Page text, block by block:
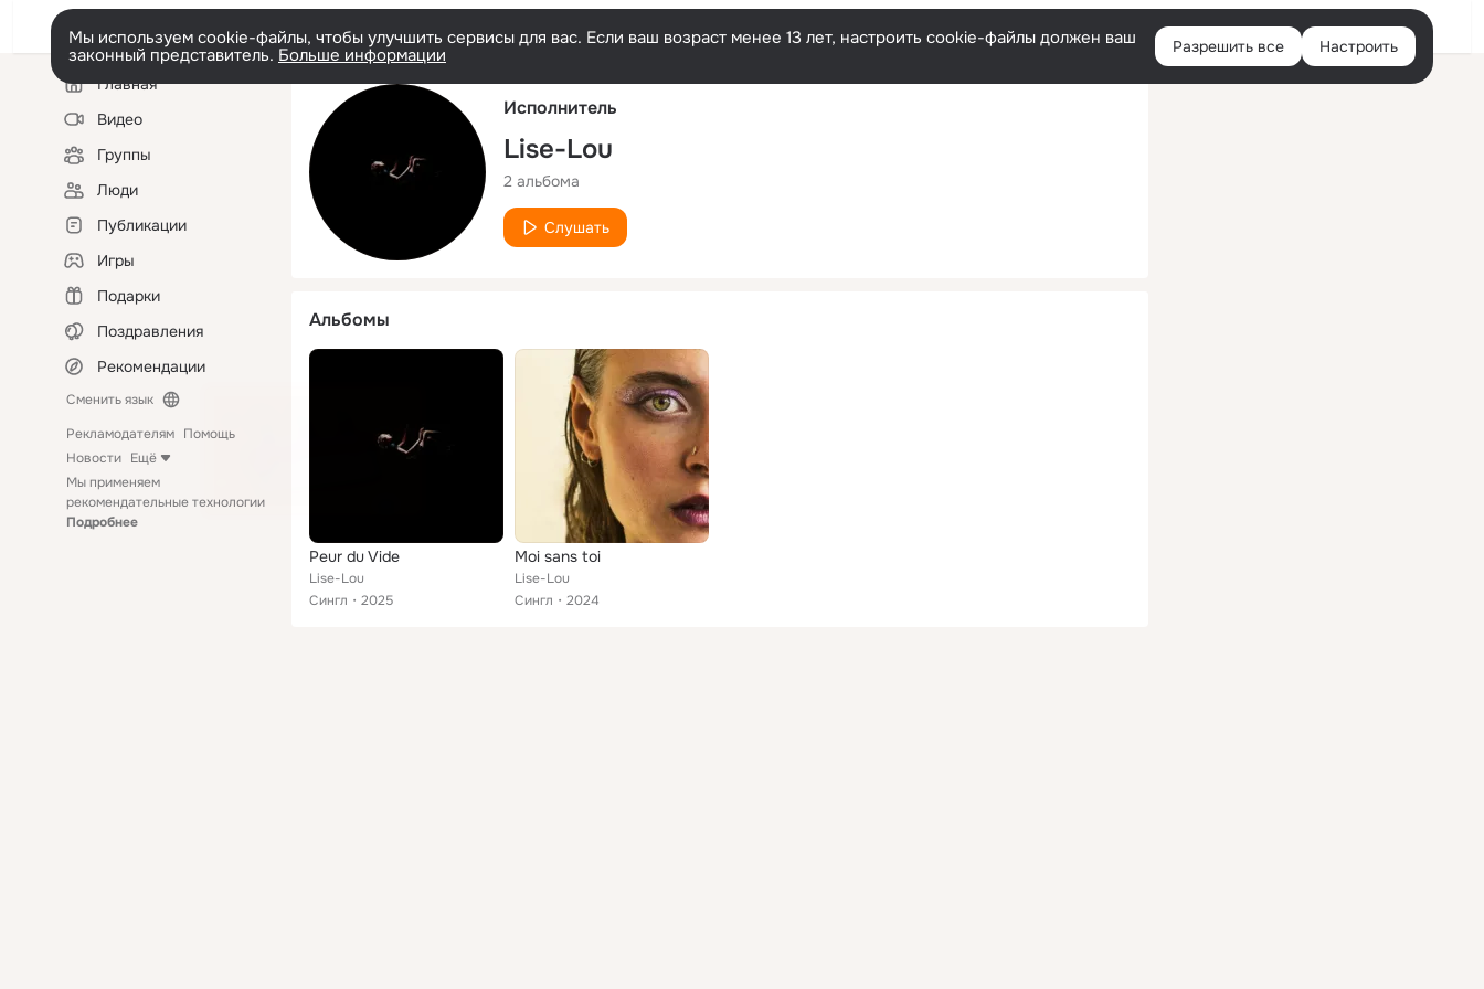
Русский Войти
Мы используем cookie-файлы, чтобы улучшить сервисы для вас. Если ваш возраст менее 13 лет, настроить cookie-файлы должен ваш
законный представитель. Больше информации Разрешить все Настроить
Левая
колонкаГлавная
Видео
Группы
Люди
Публикации
Игры
Подарки
Поздравления
Рекомендации
Сменить язык
Рекламодателям Помощь
Новости Ещё
Мы применяем
рекомендательные технологии
Подробнее
Исполнитель
Lise-Lou
2 альбома
Слушать
Альбомы
Peur du Vide
Lise-Lou
Сингл
2025
Moi sans toi
Lise-Lou
Сингл
2024